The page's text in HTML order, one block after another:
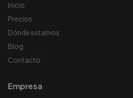
Inicio
Precios
Dónde estamos
Blog
Contacto
Empresa